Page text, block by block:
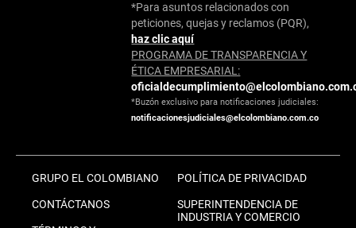
*Para asuntos relacionados con
peticiones, quejas y reclamos (PQR),
haz clic aquí
PROGRAMA DE TRANSPARENCIA Y
ÉTICA EMPRESARIAL:
*Buzón exclusivo para notificaciones judiciales:
notificacionesjudiciales@elcolombiano.com.co
GRUPO EL COLOMBIANO
CONTÁCTANOS
POLÍTICA DE PRIVACIDAD
SUPERINTENDENCIA DE
INDUSTRIA Y COMERCIO